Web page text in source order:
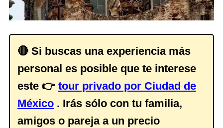
🔴 Si buscas una experiencia más
personal es posible que te interese
este 👉 tour privado por Ciudad de
México . Irás sólo con tu familia,
amigos o pareja a un precio